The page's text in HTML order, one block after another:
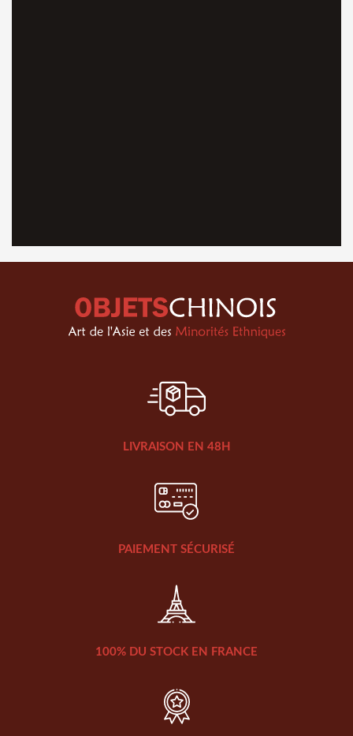
LIVRAISON EN 48H
PAIEMENT SÉCURISÉ
100% DU STOCK EN FRANCE